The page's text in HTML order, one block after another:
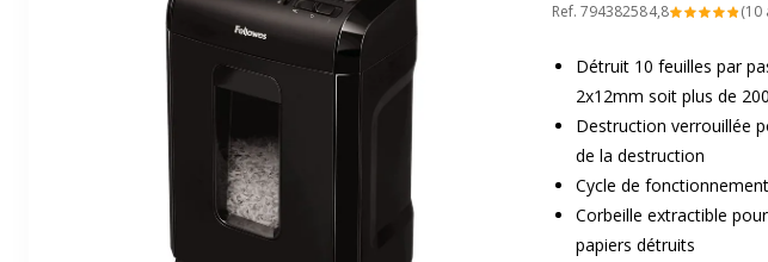
Ref. 794382584,8 (10
Détruit 10 feuilles par
2x12mm soit plus de
Destruction verrouillée
de la destruction
Cycle de
Corbeille extractible
papiers détruits